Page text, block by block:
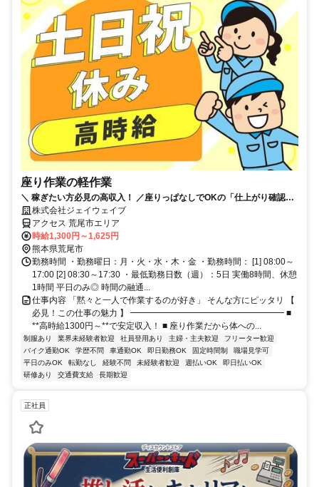
座り作業の軽作業
＼ 稼ぎたい方必見の高収入！ ／座りっぱなしでOKの「仕上がり確認」
空調完備×土日祝休み×履歴書不要◎
株式会社ジェイウェイブ
アクセス 荒尾市エリア
時給1,300円～1,625円
熊本県荒尾市
勤務時間 ・勤務曜日：月・火・水・木・金 ・勤務時間： [1] 08:00～
17:00 [2] 08:30～17:30 ・最低勤務日数（週）：5日 実働8時間、休憩
1時間 平日のみ◎ 時間の融通...
仕事内容 「黙々と一人で作業するのが好き」 そんな方にピッタリ 【
必見！この仕事の魅力 】 ━━━━━━━━━━━━━━━━━━ ■
**高時給1300円～**で安定収入！ ■ 座り作業だから体への...
制服あり 業界未経験者歓迎 社員登用あり 主婦・主夫歓迎
フリーター歓迎
バイク通勤OK
学歴不問 車通勤OK 即日勤務OK 固定時間制
職場見学可
平日のみOK
転勤なし 経験不問 未経験者歓迎 週払いOK
即日払いOK
研修あり
交通費支給 長期歓迎
正社員